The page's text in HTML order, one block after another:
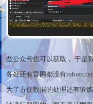
些公众号也可以获取， 于是
务处还有官网都没有
为了方便数据的处理还有锻